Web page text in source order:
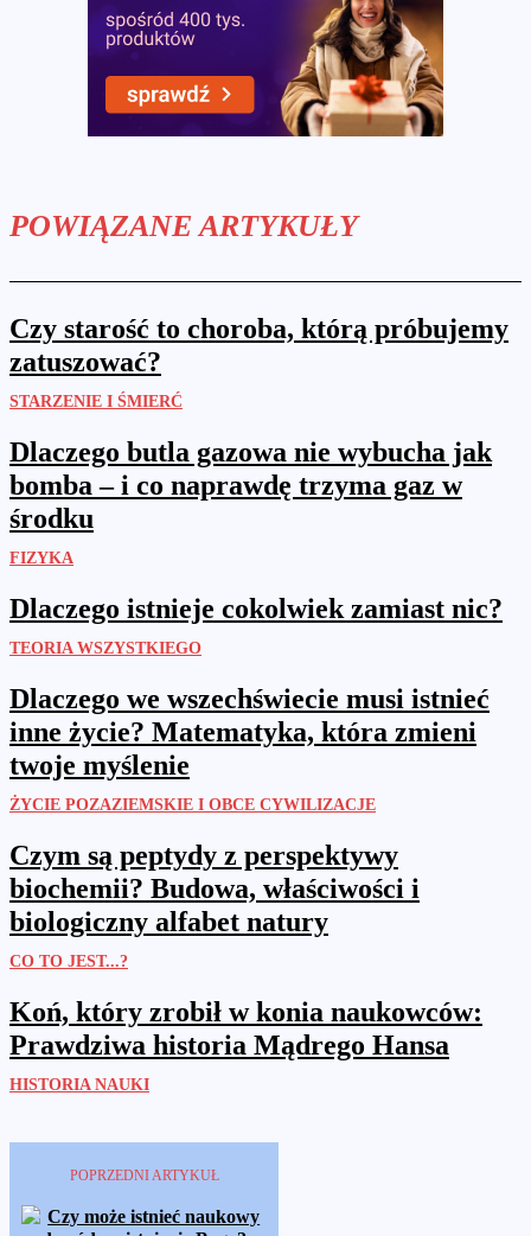
POWIĄZANE ARTYKUŁY
Czy starość to choroba, którą próbujemy
zatuszować?
STARZENIE I ŚMIERĆ
Dlaczego butla gazowa nie wybucha jak
bomba – i co naprawdę trzyma gaz w
środku
FIZYKA
Dlaczego istnieje cokolwiek zamiast nic?
TEORIA WSZYSTKIEGO
Dlaczego we wszechświecie musi istnieć
inne życie? Matematyka, która zmieni
twoje myślenie
ŻYCIE POZAZIEMSKIE I OBCE CYWILIZACJE
Czym są peptydy z perspektywy
biochemii? Budowa, właściwości i
biologiczny alfabet natury
CO TO JEST...?
Koń, który zrobił w konia naukowców:
Prawdziwa historia Mądrego Hansa
HISTORIA NAUKI
POPRZEDNI ARTYKUŁ